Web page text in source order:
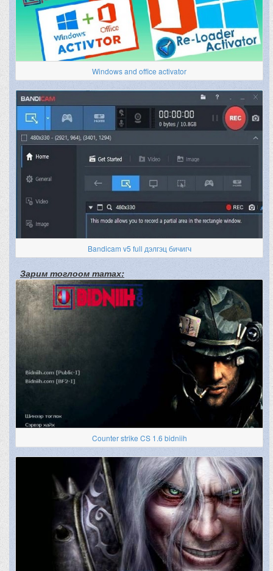
Windows and office activator
Bandicam v5 full дэлгэц бичигч
Зарим тоглоом татах:
Counter strike CS 1.6 bidniih